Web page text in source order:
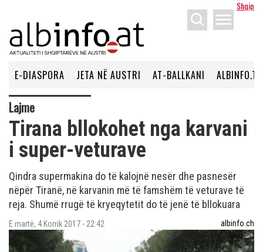
Shqip
menu
E-DIASPORA JETA NË AUSTRI AT-BALLKANI ALBINFO.TV
Lajme
Tirana bllokohet nga karvani
i super-veturave
Qindra supermakina do të kalojnë nesër dhe pasnesër
nëpër Tiranë, në karvanin më të famshëm të veturave të
reja. Shumë rrugë të kryeqytetit do të jenë të bllokuara
E martë, 4 Korrik 2017 - 22:42 albinfo.ch